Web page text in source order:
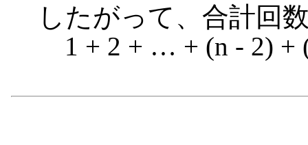
したがって、合計回
1 + 2 + … + (n - 2) +